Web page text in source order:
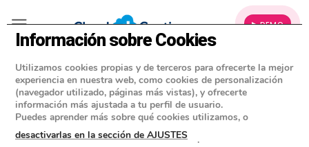
▶ DEMO
BLOG»CONSEJOS Y HERRAMIENTAS PARA EMPRESAS
Facturas ▷ Preguntas y programas
de facturación
Información sobre Cookies
Utilizamos cookies propias y de terceros para ofrecerte la mejor
experiencia en nuestra web, como cookies de personalización
(navegador utilizado, páginas más vistas), y ofrecerte
información más ajustada a tu perfil de usuario.
Puedes aprender más sobre qué cookies utilizamos, o
desactivarlas en la sección de AJUSTES
.